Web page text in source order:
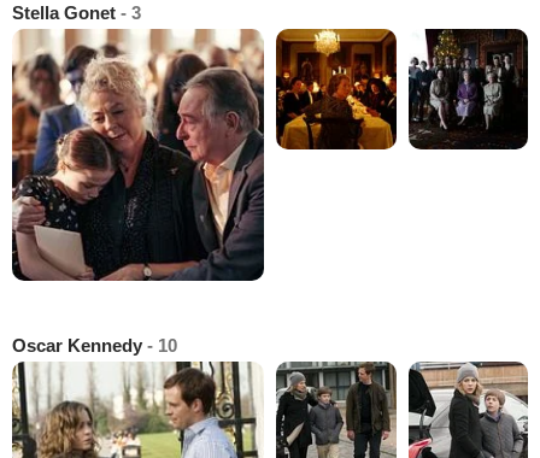
Stella Gonet - 3
Oscar Kennedy - 10